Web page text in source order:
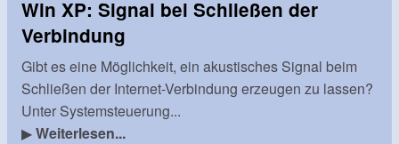
Win XP: Signal bei Schließen der
Verbindung
Gibt es eine Möglichkeit, ein akustisches Signal beim
Schließen der Internet-Verbindung erzeugen zu lassen?
Unter Systemsteuerung...
▶Weiterlesen...